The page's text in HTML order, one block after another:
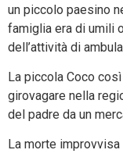
un piccolo paesino
famiglia era di umili
dell’attività di
La piccola Coco
girovagare nella
del padre da un
La morte